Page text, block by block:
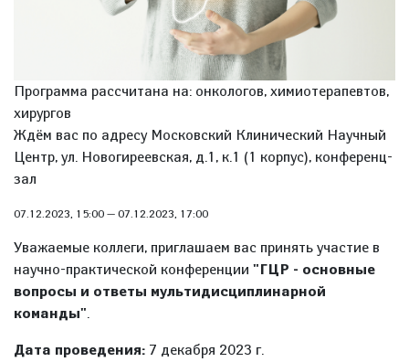
Программа рассчитана на: онкологов, химиотерапевтов,
хирургов
Ждём вас по адресу Московский Клинический Научный
Центр, ул. Новогиреевская, д.1, к.1 (1 корпус), конференц-
зал
07.12.2023, 15:00 — 07.12.2023, 17:00
Уважаемые коллеги, приглашаем вас принять участие в
научно-практической конференции "ГЦР - основные
вопросы и ответы мультидисциплинарной
команды".
Дата проведения: 7 декабря 2023 г.